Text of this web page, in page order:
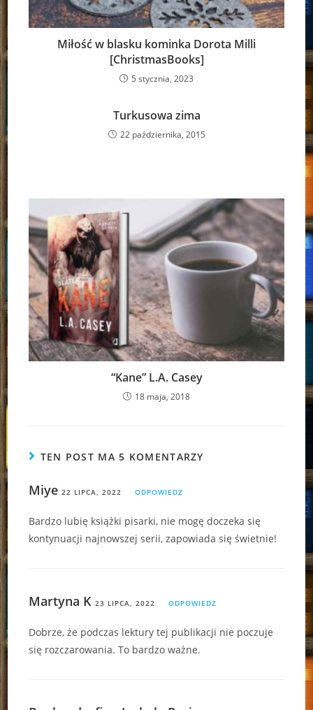
Miłość w blasku kominka Dorota Milli
[ChristmasBooks]
5 stycznia, 2023
Turkusowa zima
22 października, 2015
“Kane” L.A. Casey
18 maja, 2018
TEN POST MA 5 KOMENTARZY
Miye 22 LIPCA, 2022 ODPOWIEDZ
Bardzo lubię książki pisarki, nie mogę doczeka się
kontynuacji najnowszej serii, zapowiada się świetnie!
Martyna K 23 LIPCA, 2022 ODPOWIEDZ
Dobrze, że podczas lektury tej publikacji nie poczuje
się rozczarowania. To bardzo ważne.